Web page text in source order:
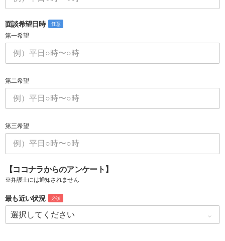
面談希望日時 任意
第一希望
第二希望
第三希望
【ココナラからのアンケート】
※弁護士には通知されません
最も近い状況 必須